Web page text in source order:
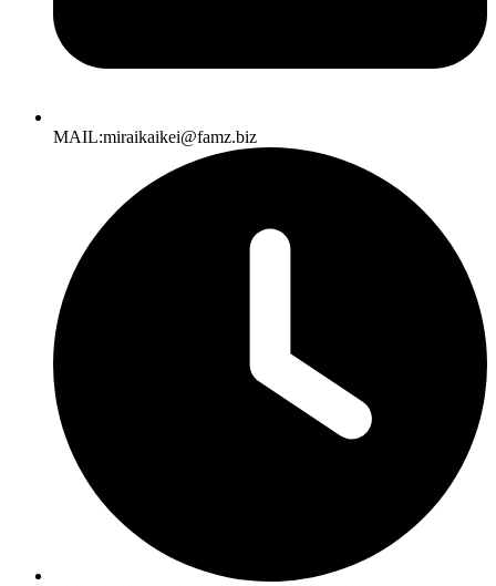
MAIL:miraikaikei@famz.biz